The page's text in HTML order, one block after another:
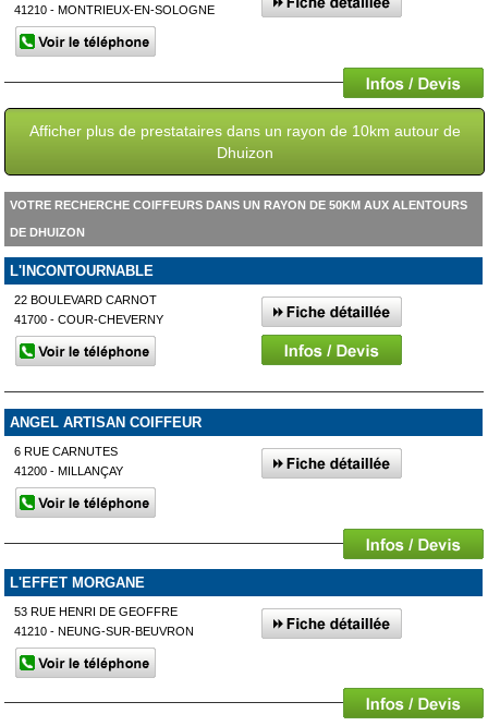
41210 - MONTRIEUX-EN-SOLOGNE
Afficher plus de prestataires dans un rayon de 10km autour de
Dhuizon
VOTRE RECHERCHE COIFFEURS DANS UN RAYON DE 50KM AUX ALENTOURS
DE DHUIZON
L'INCONTOURNABLE
22 BOULEVARD CARNOT
41700 - COUR-CHEVERNY
ANGEL ARTISAN COIFFEUR
6 RUE CARNUTES
41200 - MILLANÇAY
L'EFFET MORGANE
53 RUE HENRI DE GEOFFRE
41210 - NEUNG-SUR-BEUVRON